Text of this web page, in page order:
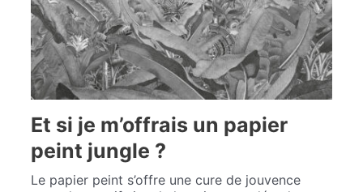
Et si je m’offrais un papier
peint jungle ?
Le papier peint s’offre une cure de jouvence